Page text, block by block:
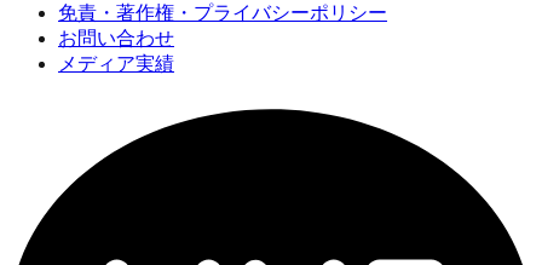
免責・著作権・プライバシーポリシー
お問い合わせ
メディア実績